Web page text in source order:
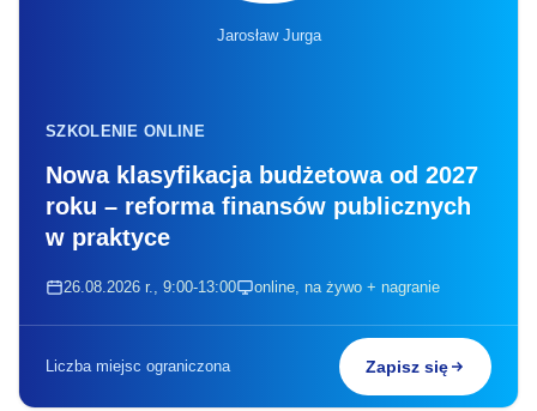
Jarosław Jurga
SZKOLENIE ONLINE
Nowa klasyfikacja budżetowa od 2027
roku – reforma finansów publicznych
w praktyce
26.08.2026 r., 9:00-13:00 online, na żywo + nagranie
Liczba miejsc ograniczona Zapisz się